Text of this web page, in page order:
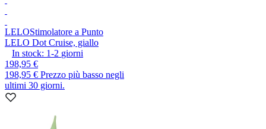
LELOStimolatore a Punto
LELO Dot Cruise, giallo
In stock: 1-2 giorni
198,95 €
198,95 € Prezzo più basso negli
ultimi 30 giorni.